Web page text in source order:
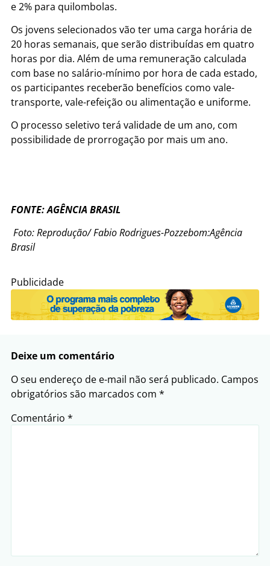
e 2% para quilombolas.
Os jovens selecionados vão ter uma carga horária de
20 horas semanais, que serão distribuídas em quatro
horas por dia. Além de uma remuneração calculada
com base no salário-mínimo por hora de cada estado,
os participantes receberão benefícios como vale-
transporte, vale-refeição ou alimentação e uniforme.
O processo seletivo terá validade de um ano, com
possibilidade de prorrogação por mais um ano.
FONTE: AGÊNCIA BRASIL
Foto: Reprodução/ Fabio Rodrigues-Pozzebom:Agência
Brasil
Publicidade
Deixe um comentário
O seu endereço de e-mail não será publicado. Campos
obrigatórios são marcados com *
Comentário *